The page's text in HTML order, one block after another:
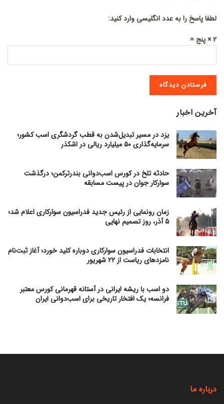
لطفا پاسخ را به عدد انگلیسی وارد کنید:
2 × پنج =
آخرین اخبار
یزد در مسیر تبدیل‌شدن به قطب گردشگری اسب کشور؛
سرمایه‌گذاری ۵۰ میلیارد ریالی در اشکذر
حادثه تلخ در کورس اسب‌دوانی بندرترکمن؛ درگذشت
سوارکار جوان در پیست مسابقه
زمان رونمایی از رئیس جدید فدراسیون سوارکاری اعلام شد؛
۵ آذر، روز تصمیم نهایی
انتخابات فدراسیون سوارکاری دوباره کلید خورد؛ آغاز ثبت‌نام
نامزدهای ریاست از ۲۲ شهریور
دو اسب با ریشه ایرانی در آستانه قهرمانی کورس معتبر
فرانسه؛ یک افتخار تاریخی برای اسب‌دوانی ایران
درباره ما